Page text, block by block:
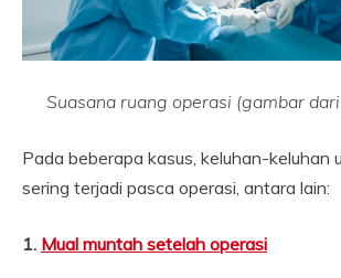
Suasana ruang operasi (gambar
Pada beberapa kasus, keluhan-keluhan
sering terjadi pasca operasi, antara lain:
1. Mual muntah setelah operasi